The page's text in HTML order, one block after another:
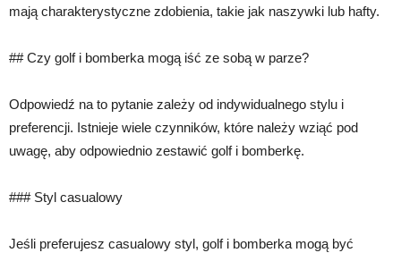
mają charakterystyczne zdobienia, takie jak naszywki lub hafty.
## Czy golf i bomberka mogą iść ze sobą w parze?
Odpowiedź na to pytanie zależy od indywidualnego stylu i
preferencji. Istnieje wiele czynników, które należy wziąć pod
uwagę, aby odpowiednio zestawić golf i bomberkę.
### Styl casualowy
Jeśli preferujesz casualowy styl, golf i bomberka mogą być